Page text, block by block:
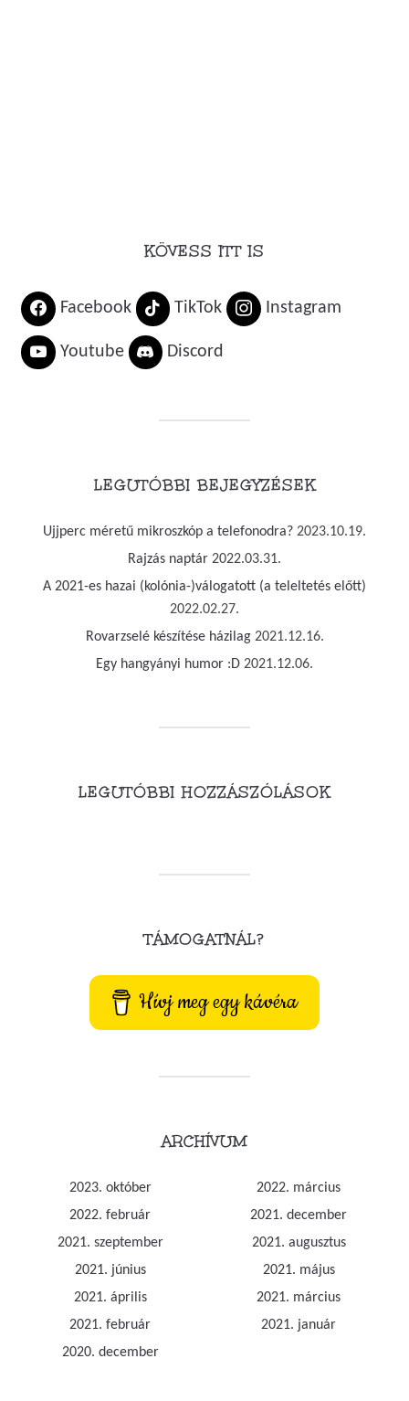
KÖVESS ITT IS
Facebook TikTok Instagram
Youtube Discord
LEGUTÓBBI BEJEGYZÉSEK
Ujjperc méretű mikroszkóp a telefonodra? 2023.10.19.
Rajzás naptár 2022.03.31.
A 2021-es hazai (kolónia-)válogatott (a teleltetés előtt)
2022.02.27.
Rovarzselé készítése házilag 2021.12.16.
Egy hangyányi humor :D 2021.12.06.
LEGUTÓBBI HOZZÁSZÓLÁSOK
TÁMOGATNÁL?
Hívj meg egy kávéra
ARCHÍVUM
2023. október
2022. március
2022. február
2021. december
2021. szeptember
2021. augusztus
2021. június
2021. május
2021. április
2021. március
2021. február
2021. január
2020. december